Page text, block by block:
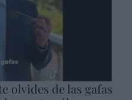
olvides de las gafas